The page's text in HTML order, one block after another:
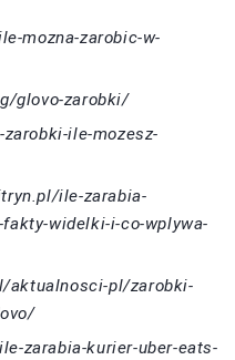
mozna-zarobic-w-
glovo-zarobki/
ile-mozesz-
ile-zarabia-
widelki-i-co-wplywa-
aktualnosci-pl/zarobki-
zarabia-kurier-uber-eats-